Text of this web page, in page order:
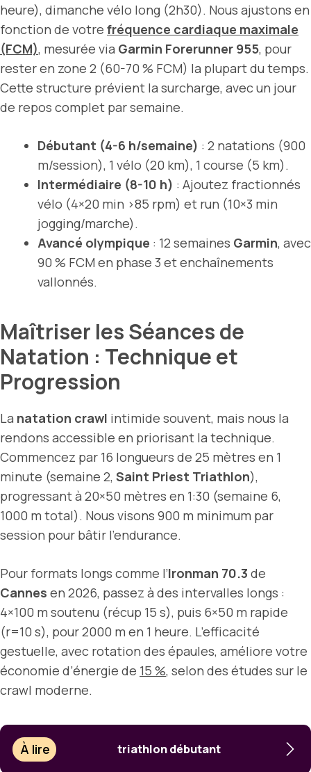
heure), dimanche vélo long (2h30). Nous ajustons en
fonction de votre fréquence cardiaque maximale
(FCM), mesurée via Garmin Forerunner 955, pour
rester en zone 2 (60-70 % FCM) la plupart du temps.
Cette structure prévient la surcharge, avec un jour
de repos complet par semaine.
Débutant (4-6 h/semaine) : 2 natations (900
m/session), 1 vélo (20 km), 1 course (5 km).
Intermédiaire (8-10 h) : Ajoutez fractionnés
vélo (4×20 min >85 rpm) et run (10×3 min
jogging/marche).
Avancé olympique : 12 semaines Garmin, avec
90 % FCM en phase 3 et enchaînements
vallonnés.
Maîtriser les Séances de
Natation : Technique et
Progression
La natation crawl intimide souvent, mais nous la
rendons accessible en priorisant la technique.
Commencez par 16 longueurs de 25 mètres en 1
minute (semaine 2, Saint Priest Triathlon),
progressant à 20×50 mètres en 1:30 (semaine 6,
1000 m total). Nous visons 900 m minimum par
session pour bâtir l’endurance.
Pour formats longs comme l’Ironman 70.3 de
Cannes en 2026, passez à des intervalles longs :
4×100 m soutenu (récup 15 s), puis 6×50 m rapide
(r=10 s), pour 2000 m en 1 heure. L’efficacité
gestuelle, avec rotation des épaules, améliore votre
économie d’énergie de 15 %, selon des études sur le
crawl moderne.
À lire triathlon débutant